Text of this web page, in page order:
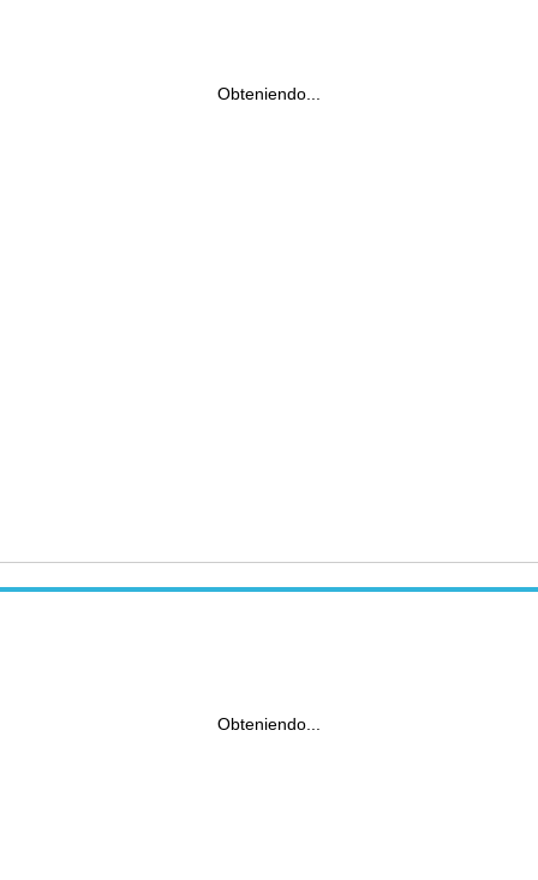
Obteniendo...
Obteniendo...